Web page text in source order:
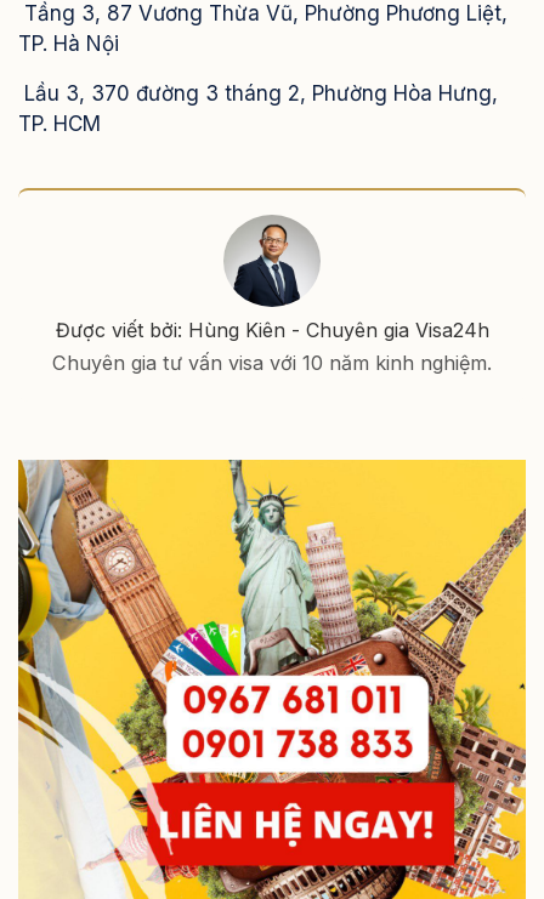
Tầng 3, 87 Vương Thừa Vũ, Phường Phương Liệt,
TP. Hà Nội
Lầu 3, 370 đường 3 tháng 2, Phường Hòa Hưng,
TP. HCM
Được viết bởi: Hùng Kiên - Chuyên gia Visa24h
Chuyên gia tư vấn visa với 10 năm kinh nghiệm.